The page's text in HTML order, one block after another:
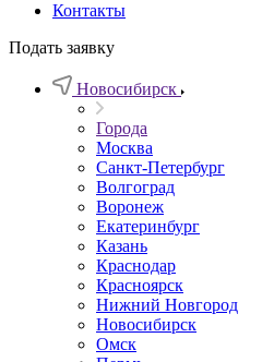
Контакты
Подать заявку
Новосибирск
Города
Москва
Санкт-Петербург
Волгоград
Воронеж
Екатеринбург
Казань
Краснодар
Красноярск
Нижний Новгород
Новосибирск
Омск